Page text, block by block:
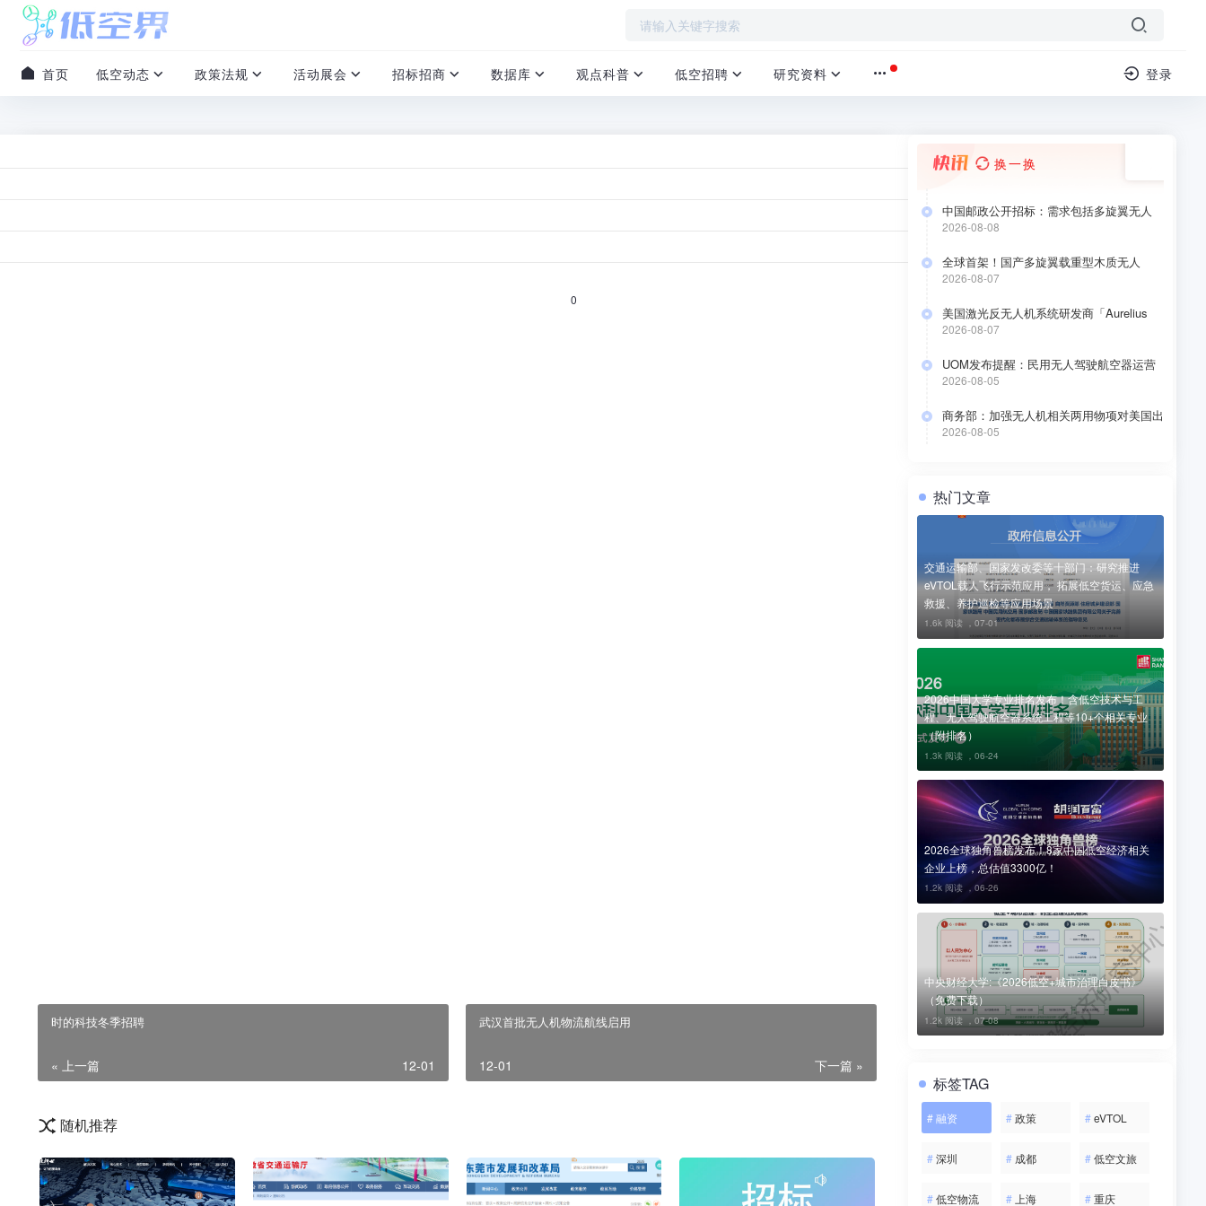
首页 低空动态 政策法规 活动展会 招标招商 数据库 观点科普 低空招聘 研究资料 登录
0
时的科技冬季招聘
« 上一篇 12-01
武汉首批无人机物流航线启用
下一篇 »
12-01
随机推荐
换一换
中国邮政公开招标：需求包括多旋翼无人
机、垂直起降飞机、无人直升机 、固定翼
2026-08-08
全球首架！国产多旋翼载重型木质无人
机“木鸾1号”成功首飞
2026-08-07
美国激光反无人机系统研发商「Aurelius
Systems」 完成 4000 万美元 A 轮融资
2026-08-07
UOM发布提醒：民用无人驾驶航空器运营
合格证持有人于2026年8月10日前要完成低
2026-08-05
商务部：加强无人机相关两用物项对美国出
口管制
2026-08-05
热门文章
交通运输部、国家发改委等十部门：研究推进
eVTOL载人飞行示范应用， 拓展低空货运、应急
救援、养护巡检等应用场景
1.6k 阅读 ， 07-01
2026中国大学专业排名发布！含低空技术与工
程、无人驾驶航空器系统工程等10+个相关专业
（附排名）
1.3k 阅读 ， 06-24
2026全球独角兽榜发布！8家中国低空经济相关
企业上榜，总估值3300亿！
1.2k 阅读 ， 06-26
中央财经大学:《2026低空+城市治理白皮书》
（免费下载）
1.2k 阅读 ， 07-08
标签TAG
#融资 #政策 #eVTOL
#深圳 # 成都 #低空文旅
#低空物流 # 上海 #重庆